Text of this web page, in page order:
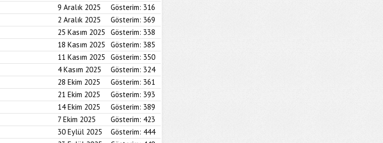
9 Aralık 2025 Gösterim: 316
2 Aralık 2025 Gösterim: 369
25 Kasım 2025 Gösterim: 338
18 Kasım 2025 Gösterim: 385
11 Kasım 2025 Gösterim: 350
4 Kasım 2025 Gösterim: 324
28 Ekim 2025 Gösterim: 361
21 Ekim 2025 Gösterim: 393
14 Ekim 2025 Gösterim: 389
7 Ekim 2025 Gösterim: 423
30 Eylül 2025 Gösterim: 444